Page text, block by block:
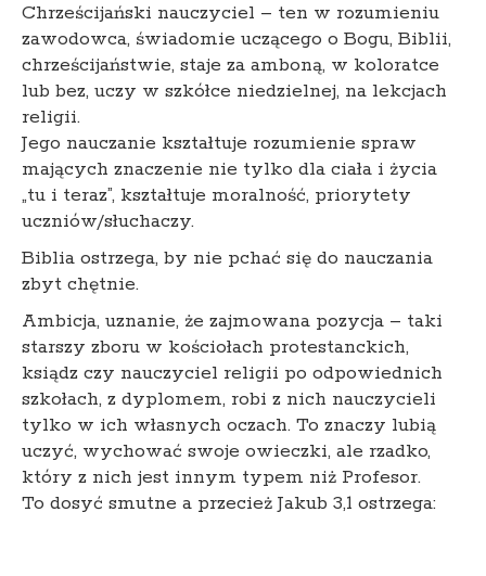
Chrześcijański nauczyciel – ten w rozumieniu
zawodowca, świadomie uczącego o Bogu, Biblii,
chrześcijaństwie, staje za amboną, w koloratce
lub bez, uczy w szkółce niedzielnej, na lekcjach
religii.
Jego nauczanie kształtuje rozumienie spraw
mających znaczenie nie tylko dla ciała i życia
„tu i teraz”, kształtuje moralność, priorytety
uczniów/słuchaczy.
Biblia ostrzega, by nie pchać się do nauczania
zbyt chętnie.
Ambicja, uznanie, że zajmowana pozycja – taki
starszy zboru w kościołach protestanckich,
ksiądz czy nauczyciel religii po odpowiednich
szkołach, z dyplomem, robi z nich nauczycieli
tylko w ich własnych oczach. To znaczy lubią
uczyć, wychować swoje owieczki, ale rzadko,
który z nich jest innym typem niż Profesor.
To dosyć smutne a przecież Jakub 3,1 ostrzega: